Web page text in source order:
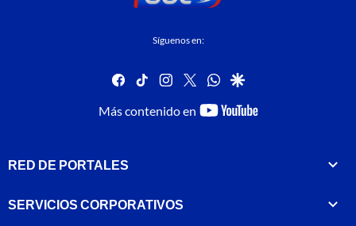
Síguenos en:
facebook
tiktok instagram
twitterwhatsapp
google
Más contenido en
youtube-
RED DE PORTALES
SERVICIOS CORPORATIVOS